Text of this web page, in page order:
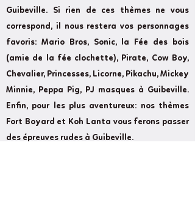
Guibeville. Si rien de ces thèmes ne vous
correspond, il nous restera vos personnages
favoris: Mario Bros, Sonic, la Fée des bois
(amie de la fée clochette), Pirate, Cow Boy,
Chevalier, Princesses, Licorne, Pikachu, Mickey
Minnie, Peppa Pig, PJ masques à Guibeville.
Enfin, pour les plus aventureux: nos thèmes
Fort Boyard et Koh Lanta vous ferons passer
des épreuves rudes à Guibeville.